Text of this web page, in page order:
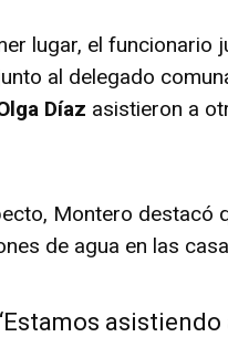
lugar, el
al delegado
Díaz asistieron a
Montero destacó
de agua en las